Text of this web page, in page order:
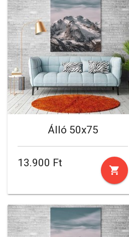
Álló 50x75
13.900 Ft
shopping_cart